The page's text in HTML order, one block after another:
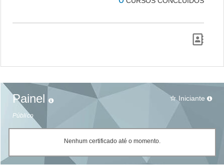
Painel
Público
star_border Iniciante
Nenhum certificado até o momento.